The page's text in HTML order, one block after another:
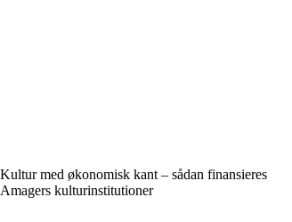
Kultur med økonomisk kant – sådan finansieres
Amagers kulturinstitutioner